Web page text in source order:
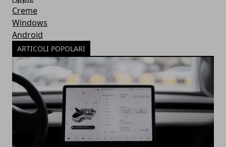
Creme
Windows
Android
ARTICOLI POPOLARI